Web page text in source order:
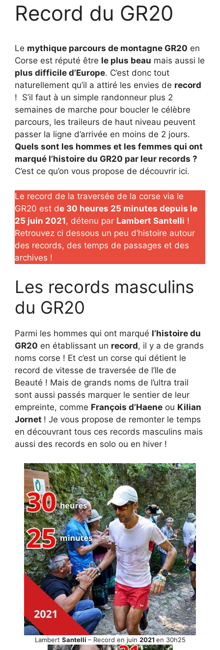
Record du GR20
Le mythique parcours de montagne GR20 en
Corse est réputé être le plus beau mais aussi le
plus difficile d’Europe. C’est donc tout
naturellement qu’il a attiré les envies de record
! S’il faut à un simple randonneur plus 2
semaines de marche pour boucler le célèbre
parcours, les traileurs de haut niveau peuvent
passer la ligne d’arrivée en moins de 2 jours.
Quels sont les hommes et les femmes qui ont
marqué l’histoire du GR20 par leur records ?
C’est ce qu’on vous propose de découvrir ici.
Le record de la traversée de la corse via le
GR20 est de 30 heures 25 minutes depuis le
25 juin 2021, détenu par Lambert Santelli !
Retrouvez ci dessous un peu d’histoire autour
des records, des temps de passages et des
archives !
Les records masculins
du GR20
Parmi les hommes qui ont marqué l’histoire du
GR20 en établissant un record, il y a de grands
noms corse ! Et c’est un corse qui détient le
record de vitesse de traversée de l’Ile de
Beauté ! Mais de grands noms de l’ultra trail
sont aussi passés marquer le sentier de leur
empreinte, comme François d’Haene ou Kilian
Jornet ! Je vous propose de remonter le temps
en découvrant tous ces records masculins mais
aussi des records en solo ou en hiver !
Lambert Santelli – Record en juin 2021 en 30h25